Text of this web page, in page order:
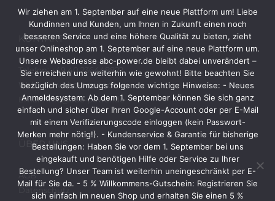
KONTAKT
Telefon: +49 40 236448822
Web: www.abc-power.de
Email: info@abc-power.de
ÜBER UNS
AGB
Datenschutz
Wir ziehen am 1. September auf eine neue Plattform um! Liebe
Kundinnen und Kunden, um Ihnen in Zukunft einen noch
besseren Service und eine höhere Qualität zu bieten, zieht
unser Onlineshop am 1. September auf eine neue Plattform um.
Unsere Webadresse abc-power.de bleibt dabei unverändert –
Sie erreichen uns weiterhin wie gewohnt! Bitte beachten Sie
bezüglich des Umzugs folgende wichtige Hinweise: - Neues
Anmeldesystem: Ab dem 1. September können Sie sich ganz
einfach und sicher über Ihren Google-Account oder per E-Mail
mit einem Verifizierungscode einloggen (kein Passwort-
Merken mehr nötig!). - Kundenservice & Garantie für bisherige
Bestellungen: Haben Sie vor dem 1. September bei uns
eingekauft und benötigen Hilfe oder Service zu Ihrer
Bestellung? Unser Team ist weiterhin uneingeschränkt per E-
Mail für Sie da. - 5 % Willkommens-Gutschein: Registrieren Sie
sich einfach im neuen Shop und erhalten Sie einen 5 %